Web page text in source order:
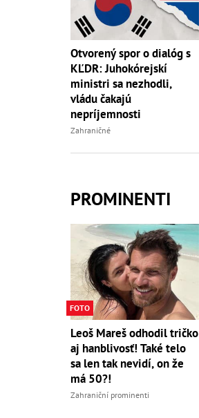
Otvorený spor o dialóg s
KĽDR: Juhokórejskí
ministri sa nezhodli,
vládu čakajú
nepríjemnosti
Zahraničné
PROMINENTI
FOTO
Leoš Mareš odhodil tričko
aj hanblivosť! Také telo
sa len tak nevidí, on že
má 50?!
Zahraniční prominenti